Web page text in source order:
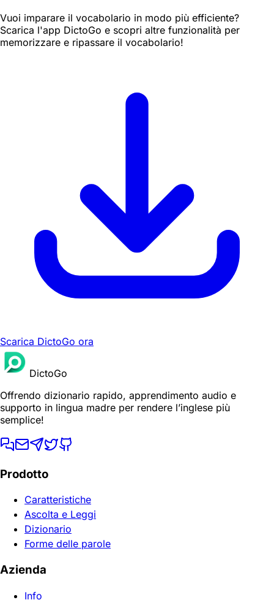
Vuoi imparare il vocabolario in modo più efficiente?
Scarica l'app DictoGo e scopri altre funzionalità per
memorizzare e ripassare il vocabolario!
Scarica DictoGo ora
DictoGo
Offrendo dizionario rapido, apprendimento audio e
supporto in lingua madre per rendere l’inglese più
semplice!
Prodotto
Caratteristiche
Ascolta e Leggi
Dizionario
Forme delle parole
Azienda
Info